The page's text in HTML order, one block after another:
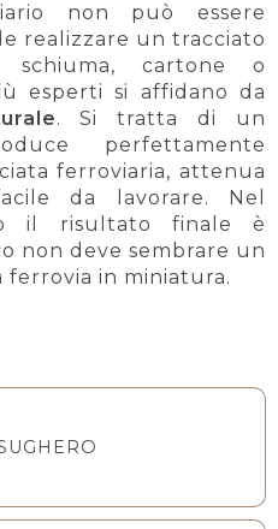
non può essere
realizzare un tracciato
schiuma, cartone o
esperti si affidano da
. Si tratta di un
perfettamente
ferroviaria, attenua
da lavorare. Nel
il risultato finale è
non deve sembrare un
ferrovia in miniatura.